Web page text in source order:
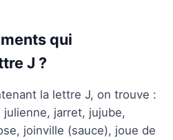
qui
J ?
la lettre J, on trouve :
julienne, jarret, jujube,
joinville (sauce), joue de